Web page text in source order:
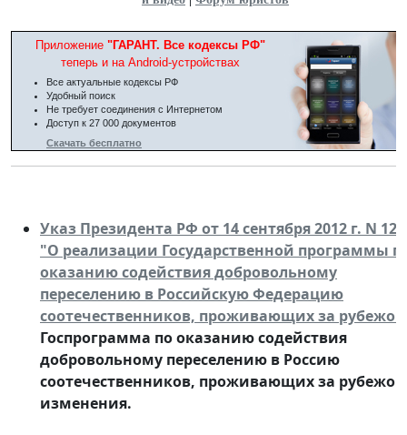
Приложение "ГАРАНТ. Все кодексы РФ"
теперь и на Android-устройствах
Все актуальные кодексы РФ
Удобный поиск
Не требует соединения с Интернетом
Доступ к 27 000 документов
Скачать бесплатно
Указ Президента РФ от 14 сентября 2012 г. N
"О реализации Государственной программы
оказанию содействия добровольному
переселению в Российскую Федерацию
соотечественников, проживающих за
Госпрограмма по оказанию содействия
добровольному переселению в Россию
соотечественников, проживающих за
изменения.